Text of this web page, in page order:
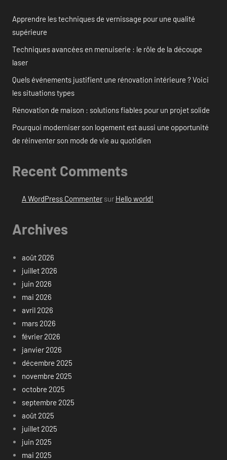
Apprendre les techniques de vernissage pour une qualité
supérieure
Techniques avancées en menuiserie : le rôle de la découpe
laser
Quels événements justifient une rénovation intérieure ? Voici
les situations types
Rénovation de maison : solutions fiables pour un projet solide
Pourquoi moderniser son logement est aussi une opportunité
de réinventer son mode de vie au quotidien
Recent Comments
A WordPress Commentersur Hello world!
Archives
août 2026
juillet 2026
juin 2026
mai 2026
avril 2026
mars 2026
février 2026
janvier 2026
décembre 2025
novembre 2025
octobre 2025
septembre 2025
août 2025
juillet 2025
juin 2025
mai 2025